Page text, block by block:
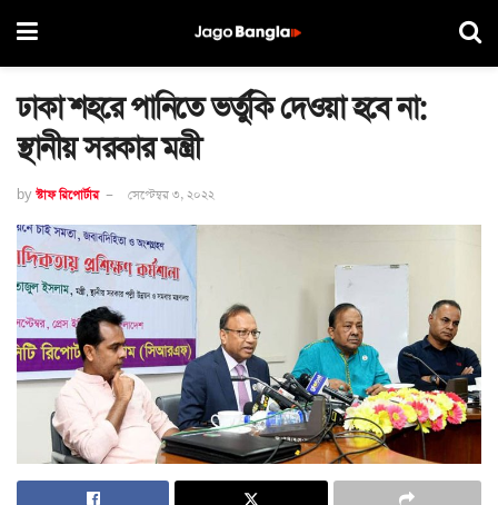
ঢাকা শহরে পানিতে ভর্তুকি দেওয়া হবে না:
স্থানীয় সরকার মন্ত্রী
by স্টাফ রিপোর্টার সেপ্টেম্বর ৩, ২০২২